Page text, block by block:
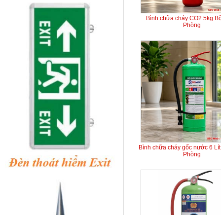
Bình chữa cháy CO2 5kg
Phòng
Bình chữa cháy gốc nước 6
Phòng